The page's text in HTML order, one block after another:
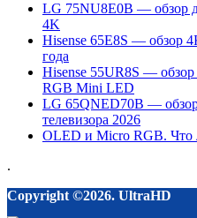
LG 75NU8E0B — обзор
4K
Hisense 65E8S — обзор
года
Hisense 55UR8S —
RGB Mini LED
LG 65QNED70B —
телевизора 2026
OLED и Micro RGB. Что
.
Copyright ©2026. UltraHD